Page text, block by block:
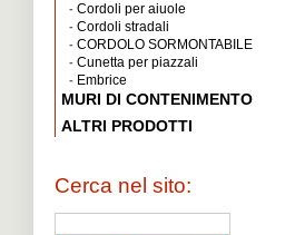
- Cordoli per aiuole
- Cordoli stradali
- CORDOLO SORMONTABILE
- Cunetta per piazzali
- Embrice
MURI DI CONTENIMENTO
ALTRI PRODOTTI
Cerca nel sito: